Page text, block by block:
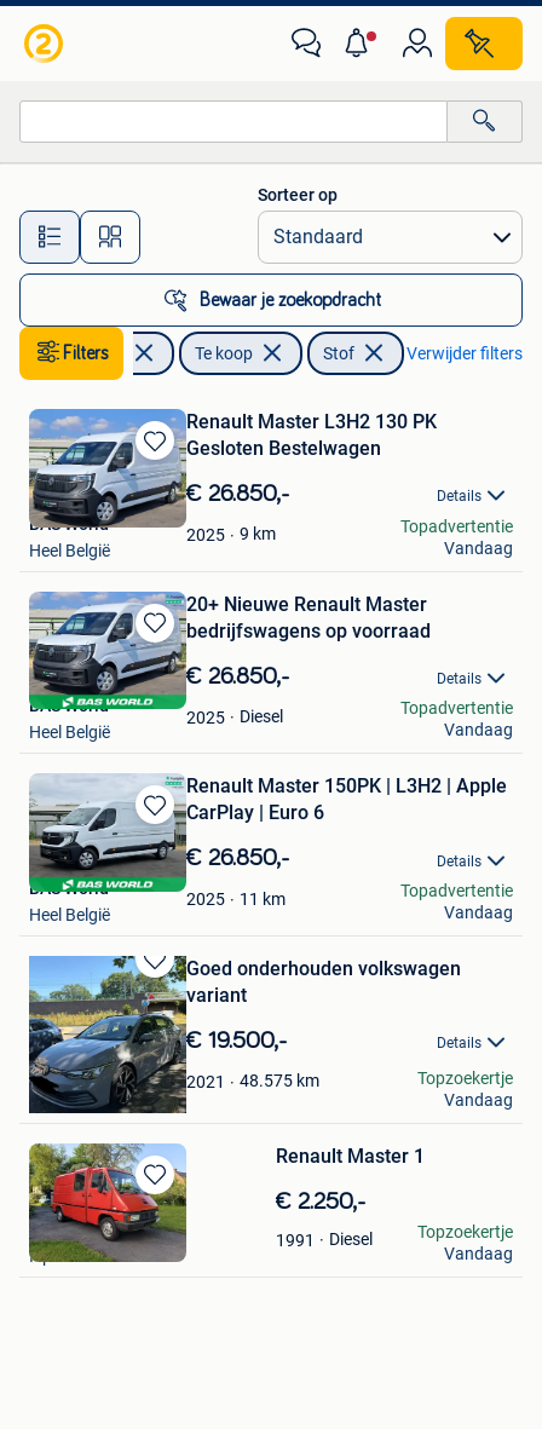
Alle afstanden…
Sorteer op
Bewaar je zoekopdracht
Filters
Auto's Te koop Stof Verwijder filters
Bewaren
in
Mijn
Favorieten
Renault Master L3H2 130 PK
Gesloten Bestelwagen
€ 26.850,- Details
2025 9 km
BAS World
Heel België
Topadvertentie
Vandaag
Bewaren
in
Mijn
Favorieten
20+ Nieuwe Renault Master
bedrijfswagens op voorraad
€ 26.850,- Details
2025 Diesel
BAS World
Heel België
Topadvertentie
Vandaag
Bewaren
in
Mijn
Favorieten
Renault Master 150PK | L3H2 | Apple
CarPlay | Euro 6
€ 26.850,- Details
2025 11 km
BAS World
Heel België
Topadvertentie
Vandaag
Bewaren
in
Mijn
Favorieten
Goed onderhouden volkswagen
variant
€ 19.500,- Details
2021 48.575 km
Jordy
Herentals
Topzoekertje
Vandaag
Bewaren
in
Mijn
Favorieten
Renault Master 1
€ 2.250,-
1991 Diesel
VDB
Ieper
Topzoekertje
Vandaag